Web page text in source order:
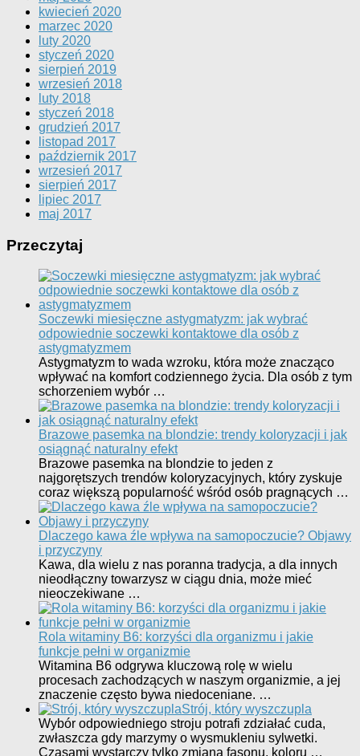
kwiecień 2020
marzec 2020
luty 2020
styczeń 2020
sierpień 2019
wrzesień 2018
luty 2018
styczeń 2018
grudzień 2017
listopad 2017
październik 2017
wrzesień 2017
sierpień 2017
lipiec 2017
maj 2017
Przeczytaj
Soczewki miesięczne astygmatyzm: jak wybrać
odpowiednie soczewki kontaktowe dla osób z
astygmatyzmem
Astygmatyzm to wada wzroku, która może znacząco
wpływać na komfort codziennego życia. Dla osób z tym
schorzeniem wybór …
Brazowe pasemka na blondzie: trendy koloryzacji i jak
osiągnąć naturalny efekt
Brazowe pasemka na blondzie to jeden z
najgorętszych trendów koloryzacyjnych, który zyskuje
coraz większą popularność wśród osób pragnących …
Dlaczego kawa źle wpływa na samopoczucie? Objawy
i przyczyny
Kawa, dla wielu z nas poranna tradycja, a dla innych
nieodłączny towarzysz w ciągu dnia, może mieć
nieoczekiwane …
Rola witaminy B6: korzyści dla organizmu i jakie
funkcje pełni w organizmie
Witamina B6 odgrywa kluczową rolę w wielu
procesach zachodzących w naszym organizmie, a jej
znaczenie często bywa niedoceniane. …
Strój, który wyszczupla
Wybór odpowiedniego stroju potrafi zdziałać cuda,
zwłaszcza gdy marzymy o wysmukleniu sylwetki.
Czasami wystarczy tylko zmiana fasonu, koloru …